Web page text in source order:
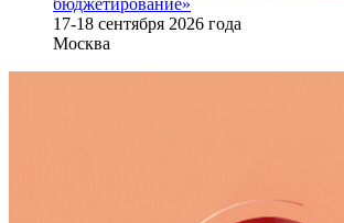
17-18 сентября 2026 года
Москва